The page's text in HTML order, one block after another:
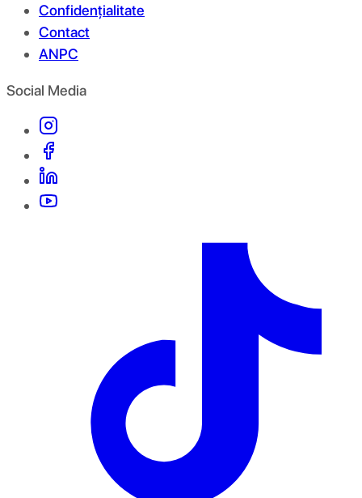
Confidențialitate
Contact
ANPC
Social Media